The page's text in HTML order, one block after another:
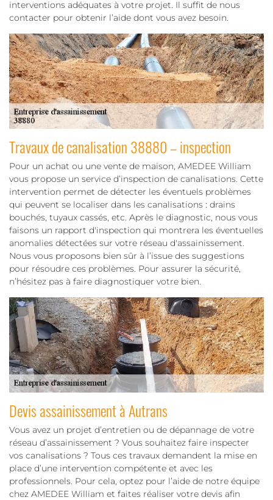
interventions adéquates à votre projet. Il suffit de nous
contacter pour obtenir l’aide dont vous avez besoin.
Travaux de canalisation 38880 – inspection
Pour un achat ou une vente de maison, AMEDEE William
vous propose un service d’inspection de canalisations. Cette
intervention permet de détecter les éventuels problèmes
qui peuvent se localiser dans les canalisations : drains
bouchés, tuyaux cassés, etc. Après le diagnostic, nous vous
faisons un rapport d'inspection qui montrera les éventuelles
anomalies détectées sur votre réseau d'assainissement.
Nous vous proposons bien sûr à l’issue des suggestions
pour résoudre ces problèmes. Pour assurer la sécurité,
n’hésitez pas à faire diagnostiquer votre bien.
Devis assainissement à Autrans
Vous avez un projet d’entretien ou de dépannage de votre
réseau d’assainissement ? Vous souhaitez faire inspecter
vos canalisations ? Tous ces travaux demandent la mise en
place d’une intervention compétente et avec les
professionnels. Pour cela, optez pour l’aide de notre équipe
chez AMEDEE William et faites réaliser votre devis afin